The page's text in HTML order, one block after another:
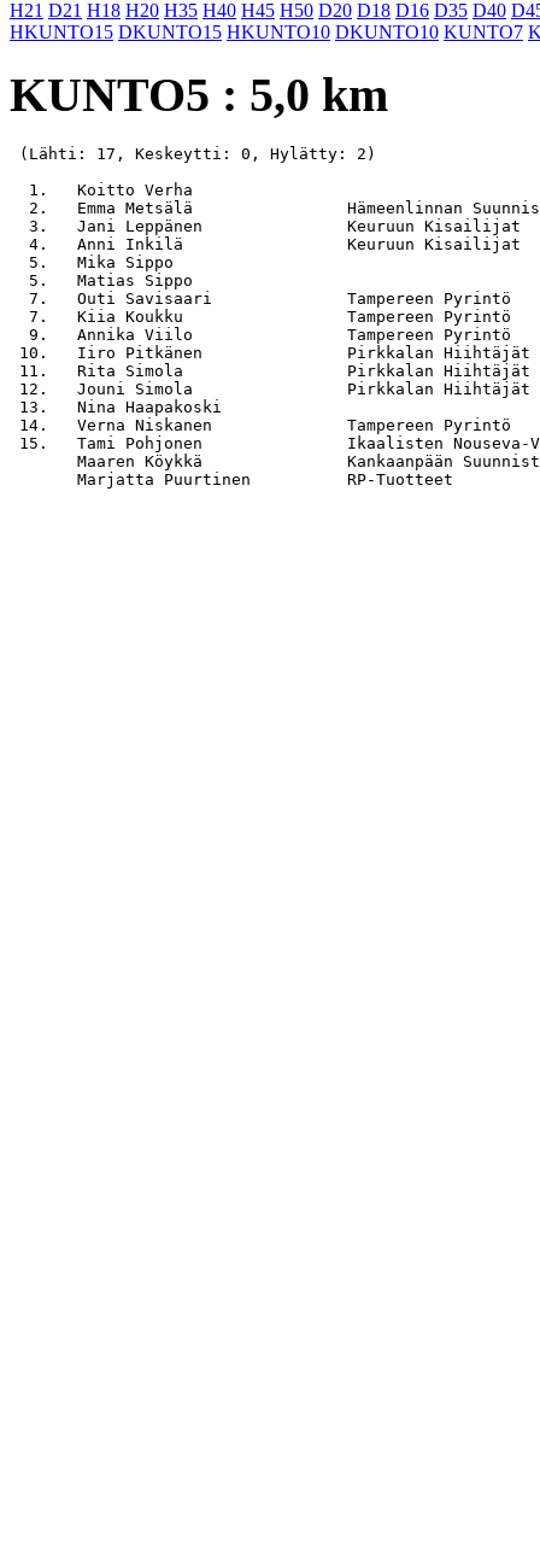
H21 D21 H18 H20 H35 H40 H45 H50 D20 D18 D16 D35 D40
HKUNTO15 DKUNTO15 HKUNTO10 DKUNTO10 KUNTO7
KUNTO5 : 5,0 km
(Lähti: 17, Keskeytti: 0, Hylätty: 2)
1.   Koitto Verha
2.   Emma Metsälä                Hämeenlinnan
3.   Jani Leppänen               Keuruun
4.   Anni Inkilä                 Keuruun
5.   Mika Sippo
5.   Matias Sippo
7.   Outi Savisaari              Tampereen Pyrintö
7.   Kiia Koukku                 Tampereen Pyrintö
9.   Annika Viilo                Tampereen Pyrintö
10.   Iiro Pitkänen               Pirkkalan
11.   Rita Simola                 Pirkkalan
12.   Jouni Simola                Pirkkalan
13.   Nina Haapakoski
14.   Verna Niskanen              Tampereen
15.   Tami Pohjonen               Ikaalisten
Maaren Köykkä               Kankaanpään